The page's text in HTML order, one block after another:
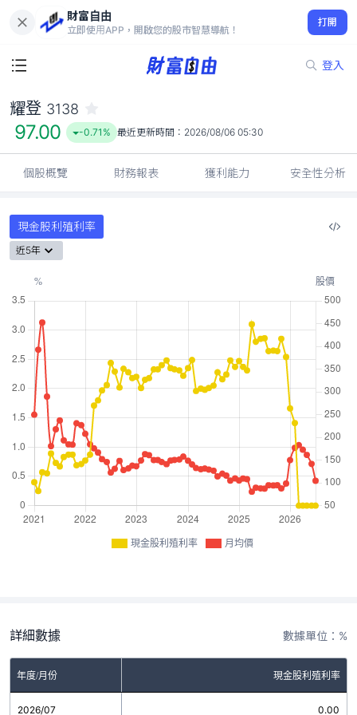
財富自由
立即使用APP，開啟您的股市智慧導航！
打開
登入
97.00
-0.71%
耀登 3138
97.00 -0.71% 最近更新時間： 2026/08/06 05:30
個股概覽 財務報表 獲利能力 安全性分析
現金股利殖利率
近5年
現金股利殖利率 月均價
詳細數據 數據單位：%
年度/月份 現金股利殖利率
2026/07 0.00